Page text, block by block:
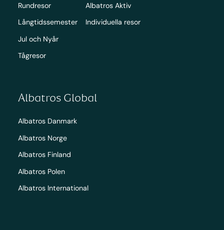
Rundresor
Långtidssemester
Jul och Nyår
Tågresor
Albatros Aktiv
Individuella resor
Albatros Global
Albatros Danmark
Albatros Norge
Albatros Finland
Albatros Polen
Albatros International